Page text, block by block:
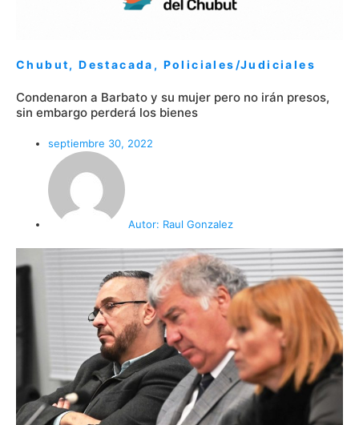
Chubut,Destacada , Policiales/Judiciales
Condenaron a Barbato y su mujer pero no irán presos,
sin embargo perderá los bienes
septiembre 30, 2022
Autor: Raul Gonzalez